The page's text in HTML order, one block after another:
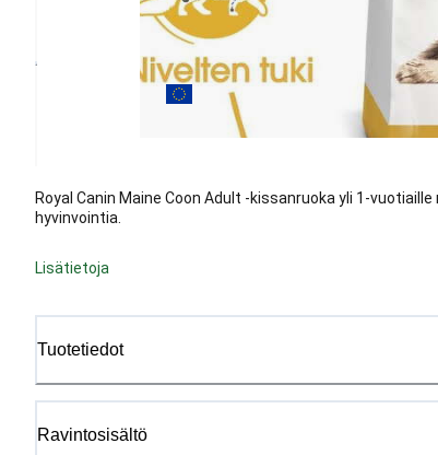
Royal Canin Maine Coon Adult -kissanruoka yli 1-
hyvinvointia.
Lisätietoja
Tuotetiedot
Ravintosisältö